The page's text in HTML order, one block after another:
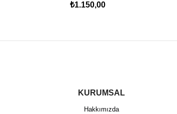
₺1.150,00
KURUMSAL
Hakkımızda